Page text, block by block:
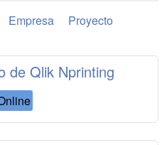
Empresa
Proyecto
de Qlik Nprinting